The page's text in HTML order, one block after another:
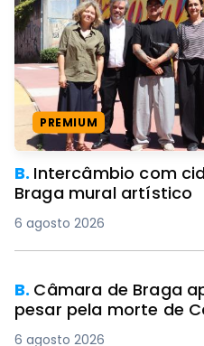
PREMIUM
B. Intercâmbio com cidade
Braga mural artístico
6 agosto 2026
B. Câmara de Braga
pesar pela morte de
6 agosto 2026